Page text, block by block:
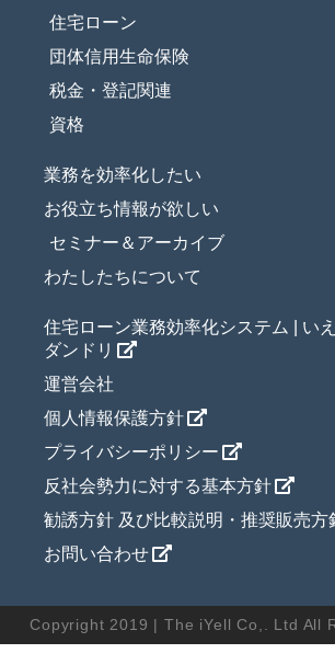
住宅ローン
団体信用生命保険
税金・登記関連
資格
業務を効率化したい
お役立ち情報が欲しい
セミナー＆アーカイブ
わたしたちについて
住宅ローン業務効率化システム | い
ダンドリ
運営会社
個人情報保護方針
プライバシーポリシー
反社会勢力に対する基本方針
勧誘方針 及び比較説明・推奨販売方
お問い合わせ
Copyright 2019 | The iYell Co,. Ltd All